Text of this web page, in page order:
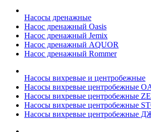
Насосы дренажные
Насос дренажный Oasis
Насос дренажный Jemix
Насос дренажный AQUOR
Насос дренажный Rommer
Насосы вихревые и центробежные
Насосы вихревые центробежные
Насосы вихревые центробежные
Насосы вихревые центробежные
Насосы вихревые центробежные